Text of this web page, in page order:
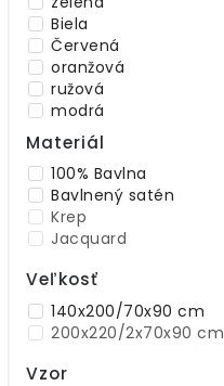
Biela
Červená
oranžová
ružová
modrá
béžová
krémová
žltá
Viacfarebné
Materiál
100% Bavlna
Bavlnený satén
Krep
Jacquard
Veľkosť
140x200/70x90 cm
200x220/2x70x90 cm
Vzor